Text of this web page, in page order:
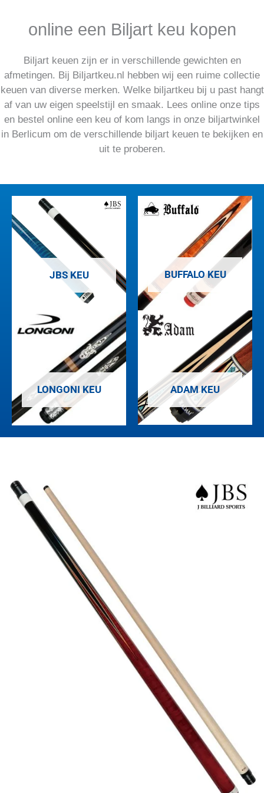
UIT KEUS
online een Biljart keu kopen
Biljart keuen zijn er in verschillende gewichten en
afmetingen. Bij Biljartkeu.nl hebben wij een ruime collectie
keuen van diverse merken. Welke biljartkeu bij u past hangt
af van uw eigen speelstijl en smaak. Lees online onze tips
en bestel online een keu of kom langs in onze biljartwinkel
in Berlicum om de verschillende biljart keuen te bekijken en
uit te proberen.
JBS KEU BUFFALO KEU
LONGONI KEU ADAM KEU